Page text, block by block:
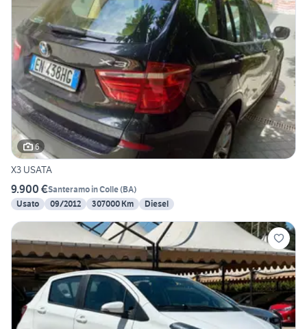
6
X3 USATA
9.900 €Santeramo in Colle(BA)
Usato
09/2012 307000 Km Diesel